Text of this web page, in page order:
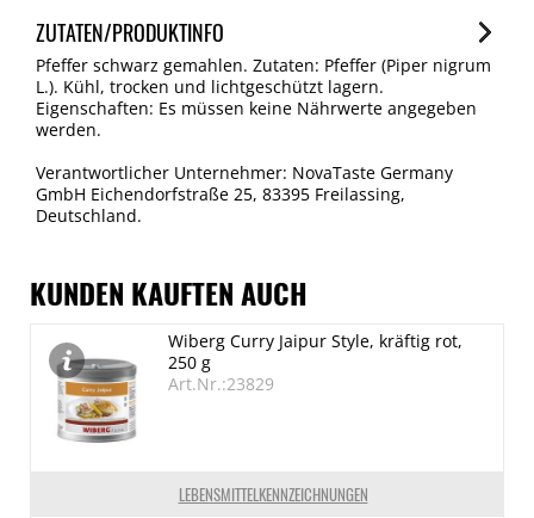
ZUTATEN/PRODUKTINFO
Pfeffer schwarz gemahlen. Zutaten: Pfeffer (Piper nigrum
L.). Kühl, trocken und lichtgeschützt lagern.
Eigenschaften: Es müssen keine Nährwerte angegeben
werden.
Verantwortlicher Unternehmer: NovaTaste Germany
GmbH Eichendorfstraße 25, 83395 Freilassing,
Deutschland.
KUNDEN KAUFTEN AUCH
LEBENSMITTELKENNZEICHNUNGEN
Wiberg Curry Jaipur Style, kräftig rot,
250 g
Art.Nr.:23829